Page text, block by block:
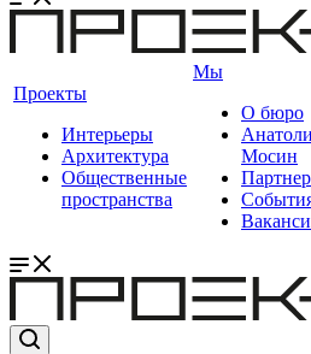
Проекты
Интерьеры
Архитектура
Общественные
пространства
Мы
О бюро
Мосин